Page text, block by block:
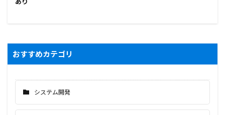
おすすめカテゴリ
システム開発